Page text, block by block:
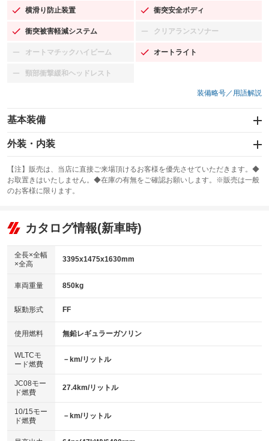
横滑り防止装置
：装備あり 衝突安全ボディ
：装備あり
衝突被害軽減システム
：装備あり クリアランスソナー
：装備なし
オートマチックハイビーム
：装備なし オートライト
：装備あり
頸部衝撃緩和ヘッドレスト
：装備なし
装備略号／用語解説
基本装備
エアバッグ：運転席/助手席
：装備あり
：装備なし
サンルーフ
：装備なし ABS
リフトアップ
：装備なし
：装備なし
パワーウィンドウ
アイドリングストップ
：装備あり
USB入力端子
：装備あり
100V電源
：装備なし
センターデフロック
：装備なし
電動格納ミラー
：装備あり
外装・内装
カーナビ：SDナビ
：装備あり
TV：フルセグ
：装備あり
ビジュアル：-／DVD再生
：装備あり
アルミホイール：15インチ
：装備あり
HID(キセノンライト)
バックカメラ
エアロ
：装備あり
ローダウン
：装備なし
ベンチシート
：装備あり
【注】販売は、当店に直接ご来場頂けるお客様を優先させていただきます。◆
お取置きはいたしません。◆在庫の有無をご確認お願いします。※販売は一般
のお客様に限ります。
カタログ情報(新車時)
全長×全幅
×全高
3395x1475x1630mm
車両重量 850kg
駆動形式 FF
使用燃料 無鉛レギュラーガソリン
WLTCモ
ード燃費
－km/リットル
JC08モー
ド燃費
27.4km/リットル
10/15モー
ド燃費
－km/リットル